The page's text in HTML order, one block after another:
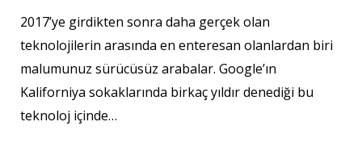
2017’ye girdikten sonra daha gerçek olan
teknolojilerin arasında en enteresan olanlardan biri
malumunuz sürücüsüz arabalar. Google’ın
Kaliforniya sokaklarında birkaç yıldır denediği bu
teknoloj içinde…